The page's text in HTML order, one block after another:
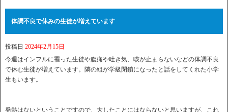
体調不良で休みの生徒が増えています
投稿日 2024年2月15日
今週はインフルに罹った生徒や腹痛や吐き気、咳が止まらないなどの体調不良
で休む生徒が増えています。隣の組が学級閉鎖になったと話をしてくれた小学
生もいます。
発熱はないということですので、大したことにはならないと思いますが、これ